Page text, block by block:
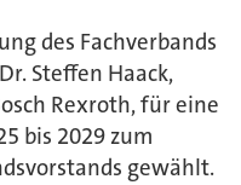
des Fachverbands
Steffen Haack,
Rexroth, für eine
bis 2029 zum
gewählt.